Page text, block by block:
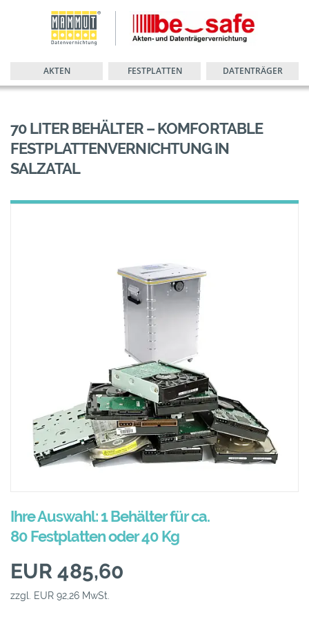
AKTEN FESTPLATTEN DATENTRÄGER
70 LITER BEHÄLTER – KOMFORTABLE
FESTPLATTENVERNICHTUNG IN
SALZATAL
Ihre Auswahl: 1 Behälter für ca.
80 Festplatten oder 40 Kg
EUR 485,60
zzgl. EUR 92,26 MwSt.